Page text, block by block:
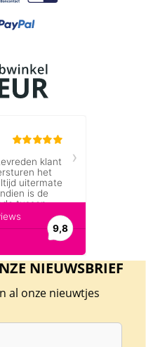
NIEUWSBRIEF
al onze nieuwtjes